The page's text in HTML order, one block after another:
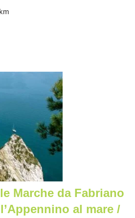
Marche da Fabriano
al mare /